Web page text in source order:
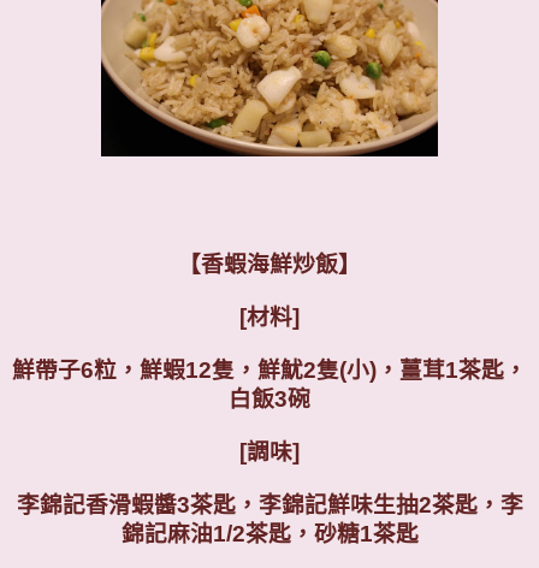
【香蝦海鮮炒飯】
[材料]
鮮帶子6粒，鮮蝦12隻，鮮魷2隻(小)，薑茸1茶匙，
白飯3碗
[調味]
李錦記香滑蝦醬3茶匙，李錦記鮮味生抽2茶匙，李
錦記麻油1/2茶匙，砂糖1茶匙